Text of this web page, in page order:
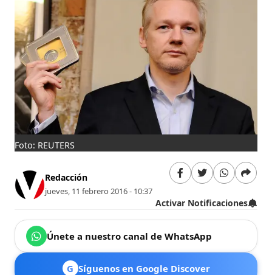
Foto: REUTERS
Redacción
jueves, 11 febrero 2016 - 10:37
Activar Notificaciones
Únete a nuestro canal de WhatsApp
G Síguenos en Google Discover